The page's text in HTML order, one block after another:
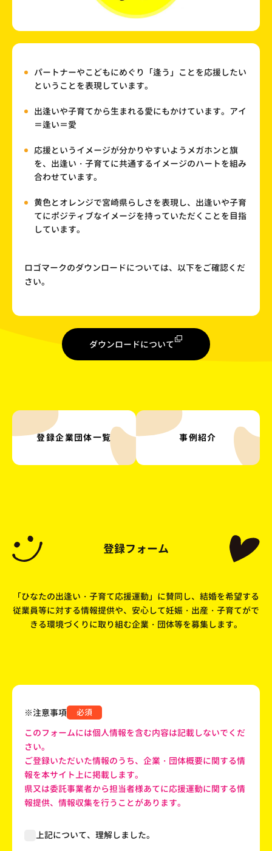
パートナーやこどもにめぐり「逢う」ことを応援したい
ということを表現しています。
出逢いや子育てから生まれる愛にもかけています。アイ
＝逢い＝愛
応援というイメージが分かりやすいようメガホンと旗
を、出逢い・子育てに共通するイメージのハートを組み
合わせています。
黄色とオレンジで宮崎県らしさを表現し、出逢いや子育
てにポジティブなイメージを持っていただくことを目指
しています。
ロゴマークのダウンロードについては、以下をご確認くだ
さい。
ダウンロードについて
登録企業団体一覧 事例紹介
登録フォーム
「ひなたの出逢い・子育て応援運動」に賛同し、結婚を希望する
従業員等に対する情報提供や、安心して妊娠・出産・子育てがで
きる環境づくりに取り組む企業・団体等を募集します。
※注意事項 必須
このフォームには個人情報を含む内容は記載しないでくだ
さい。
ご登録いただいた情報のうち、企業・団体概要に関する情
報を本サイト上に掲載します。
県又は委託事業者から担当者様あてに応援運動に関する情
報提供、情報収集を行うことがあります。
上記について、理解しました。